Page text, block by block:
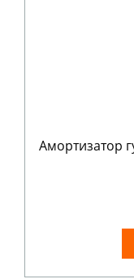
Амортизатор